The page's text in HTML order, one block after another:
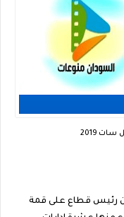
2019
من رئيس قطاع على قمة